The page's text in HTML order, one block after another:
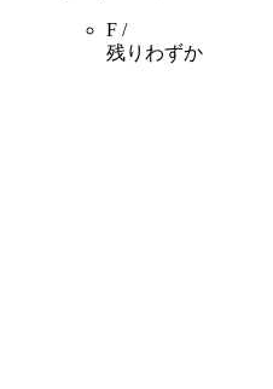
F /
残りわずか